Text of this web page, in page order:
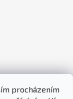
procházením